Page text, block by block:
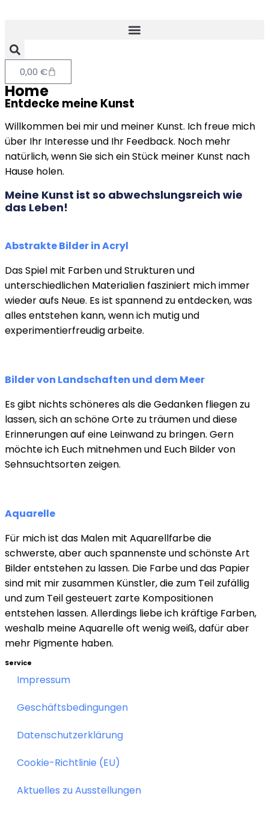
0,00 €
Home
Entdecke meine Kunst
Willkommen bei mir und meiner Kunst. Ich freue mich
über Ihr Interesse und Ihr Feedback. Noch mehr
natürlich, wenn Sie sich ein Stück meiner Kunst nach
Hause holen.
Meine Kunst ist so abwechslungsreich wie
das Leben!
Abstrakte Bilder in Acryl
Das Spiel mit Farben und Strukturen und
unterschiedlichen Materialien fasziniert mich immer
wieder aufs Neue. Es ist spannend zu entdecken, was
alles entstehen kann, wenn ich mutig und
experimentierfreudig arbeite.
Bilder von Landschaften und dem Meer
Es gibt nichts schöneres als die Gedanken fliegen zu
lassen, sich an schöne Orte zu träumen und diese
Erinnerungen auf eine Leinwand zu bringen. Gern
möchte ich Euch mitnehmen und Euch Bilder von
Sehnsuchtsorten zeigen.
Aquarelle
Für mich ist das Malen mit Aquarellfarbe die
schwerste, aber auch spannenste und schönste Art
Bilder entstehen zu lassen. Die Farbe und das Papier
sind mit mir zusammen Künstler, die zum Teil zufällig
und zum Teil gesteuert zarte Kompositionen
entstehen lassen. Allerdings liebe ich kräftige Farben,
weshalb meine Aquarelle oft wenig weiß, dafür aber
mehr Pigmente haben.
Service
Impressum
Geschäftsbedingungen
Datenschutzerklärung
Cookie-Richtlinie (EU)
Aktuelles zu Ausstellungen